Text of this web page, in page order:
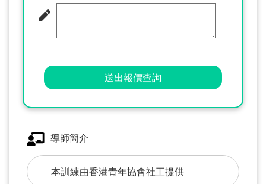
送出報價查詢
導師簡介
本訓練由香港青年協會社工提供